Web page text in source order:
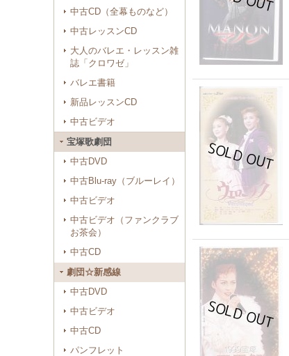
中古CD（全幕ものなど）
中古レッスンCD
大人のバレエ・レッスン雑
誌「クロワゼ」
バレエ書籍
新品レッスンCD
中古ビデオ
宝塚歌劇団
中古DVD
中古Blu-ray（ブルーレイ）
中古ビデオ
中古ビデオ（ファンクラブ
お茶会）
中古CD
劇団☆新感線
中古DVD
中古ビデオ
中古CD
パンフレット